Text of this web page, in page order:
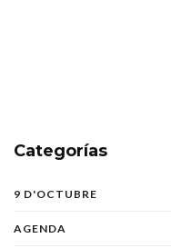
Categorías
9 D'OCTUBRE
AGENDA